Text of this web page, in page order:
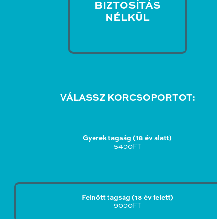
BIZTOSÍTÁS
NÉLKÜL
VÁLASSZ KORCSOPORTOT:
Gyerek tagság (18 év alatt)
5400FT
Felnőtt tagság (18 év felett)
9000FT